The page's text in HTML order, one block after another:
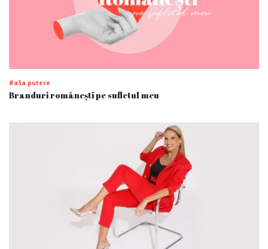
#a5a putere
Branduri românești pe sufletul meu